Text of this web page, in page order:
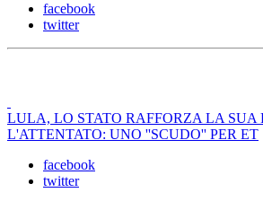
facebook
twitter
LULA, LO STATO RAFFORZA LA SUA
L'ATTENTATO: UNO ''SCUDO'' PER ET
facebook
twitter